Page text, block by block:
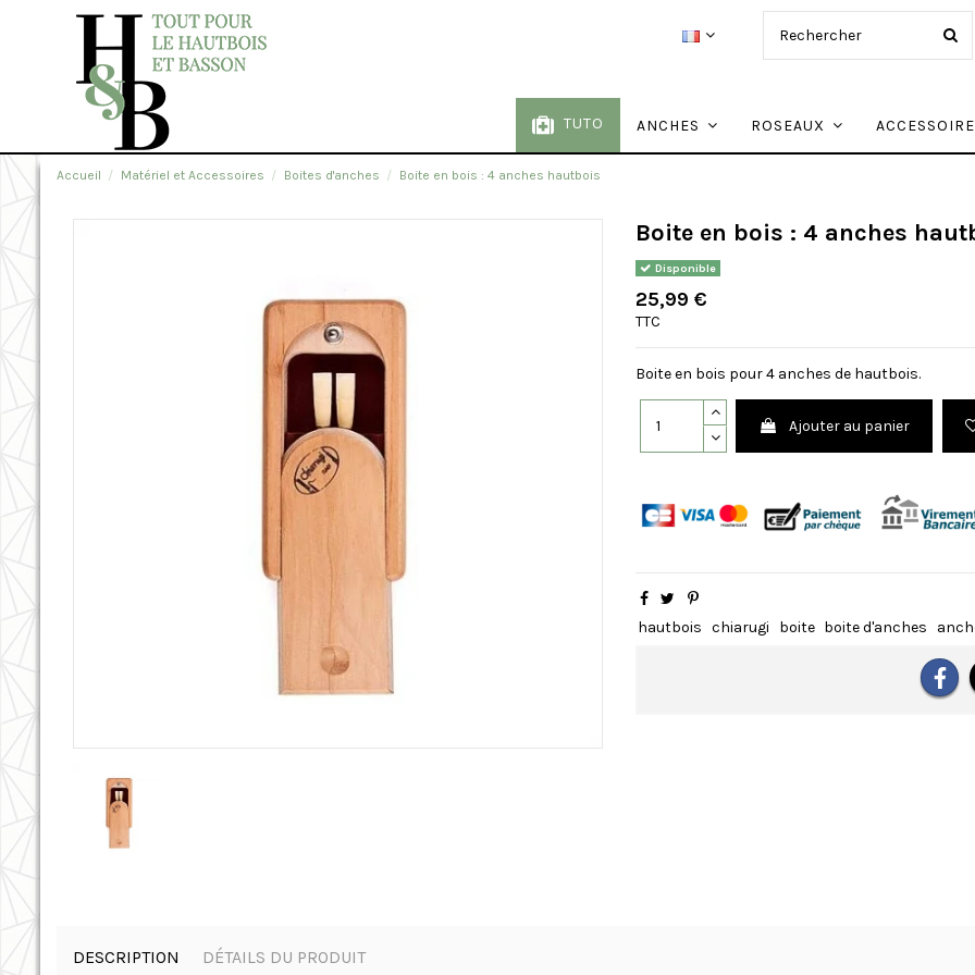
TUTO ANCHES ROSEAUX
Accueil Matériel et Accessoires Boites d'anches Boite en bois : 4 anches hautbois
Boite en bois : 4 anches
Disponible
25,99 €
TTC
Boite en bois pour 4 anches de hautbois.
Ajouter au panier
hautbois chiarugi boite boite d'anches
DESCRIPTION DÉTAILS DU PRODUIT